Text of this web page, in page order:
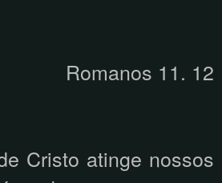
Romanos 11. 12
Cristo atinge nossos